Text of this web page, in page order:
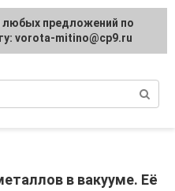
и
в вакууме. Её
любых предложений по
vorota-mitino@cp9.ru